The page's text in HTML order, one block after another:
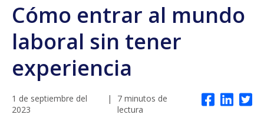
Cómo entrar al mundo
laboral sin tener
experiencia
1 de septiembre del
2023
|
7 minutos de
lectura